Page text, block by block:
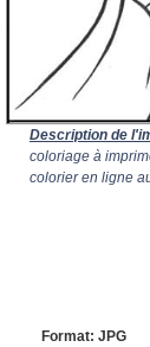
Description de
coloriage à
colorier en ligne
Format: JPG